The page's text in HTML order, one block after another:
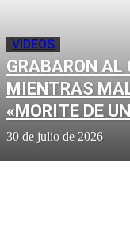
VIDEOS
GRABARON AL
MIENTRAS
«MORITE DE
30 de julio de 2026